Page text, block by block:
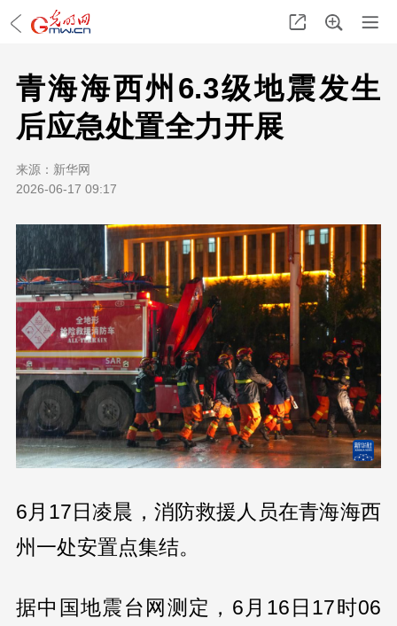
青海海西州6.3级地震发生
后应急处置全力开展
来源： 新华网
2026-06-17 09:17
6月17日凌晨，消防救援人员在青海海西
州一处安置点集结。
据中国地震台网测定，6月16日17时06